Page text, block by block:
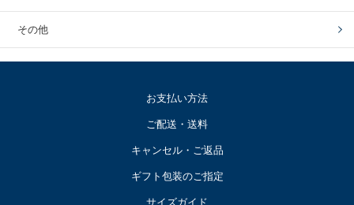
その他
お支払い方法
ご配送・送料
キャンセル・ご返品
ギフト包装のご指定
サイズガイド